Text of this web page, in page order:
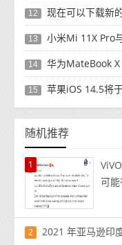
12 现在可以下载新
13 小米Mi 11X Pro
14 华为MateBook
15 苹果iOS 14.5将
随机推荐
1
可
2 2021 年亚马逊印